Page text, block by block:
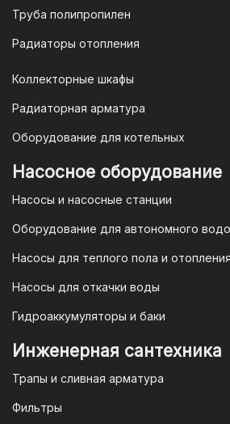
opt@mail.ru
Гарантия и условия
магазине "TIM-com
быть уверены в том, что
в рамках действующего
Законодательства
Федерации и Ваши права,
отопительной техники
монтажа, необходимо
специалиста из
Труба полипропилен
Радиаторы отопления
Коллекторные шкафы
Радиаторная арматура
Оборудование для котельных
Насосное оборудование
Насосы и насосные станции
Оборудование для автономного
Насосы для теплого пола и отопления
Насосы для откачки воды
Гидроаккумуляторы и баки
Инженерная сантехника
Трапы и сливная арматура
Фильтры